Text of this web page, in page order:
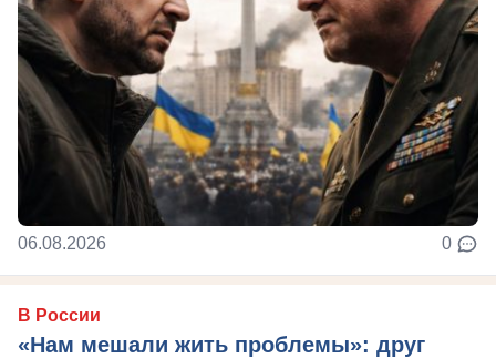
06.08.2026 0
В России
«Нам мешали жить проблемы»: друг